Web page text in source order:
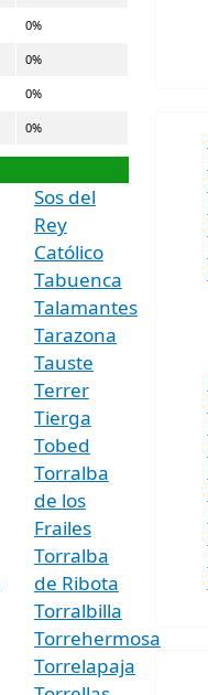
0%
0%
0%
0%
Sos del
Rey
Católico
Tabuenca
Talamantes
Tarazona
Tauste
Terrer
Tierga
Tobed
Torralba
de los
Frailes
Torralba
de Ribota
Torralbilla
Torrehermosa
Torrelapaja